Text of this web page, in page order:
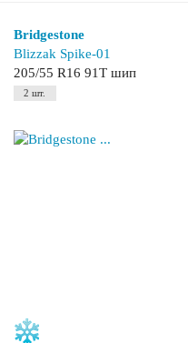
Bridgestone
Blizzak Spike-01
205/55 R16 91T шип
2 шт.